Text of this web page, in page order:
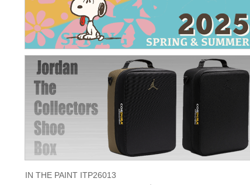
IN THE PAINT ITP26013